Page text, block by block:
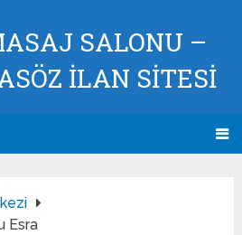
SALONU –
İLAN SİTESİ
Esra